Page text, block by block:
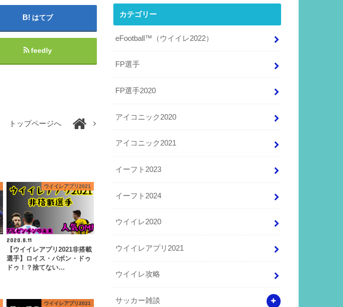
はてブ
feedly
トップページへ
ウイイレアプリ2021
2020.8.11
【ウイイレアプリ2021非搭載
選手】ロイス・パボン・ドゥ
ドゥ！？捨てない…
ウイイレアプリ2021
カテゴリー
eFootball™（ウイイレ2022）
FP選手
FP選手2020
アイコニック2020
アイコニック2021
イーフト2023
イーフト2024
ウイイレ2020
ウイイレアプリ2021
ウイイレ攻略
サッカー雑談